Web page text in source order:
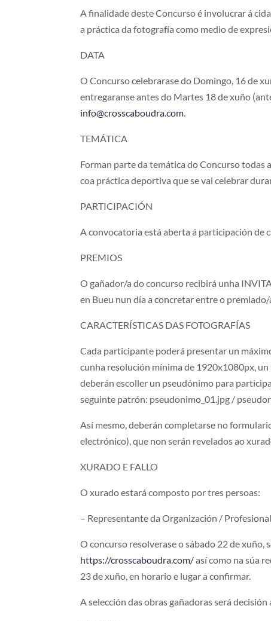
A finalidade deste Concurso é involucrar á
a práctica da fotografía como medio de
DATA
O Concurso celebrarase do Domingo, 16 de
entregaranse antes do Martes 18 de xuño
info@crosscaboudra.com.
TEMÁTICA
Forman parte da temática do Concurso todas
coa práctica deportiva que se vai celebrar
PARTICIPACIÓN
A convocatoria está aberta á participación de
PREMIOS
O gañador/a do concurso recibirá unha
en Bueu nun día a concretar entre o
CARACTERÍSTICAS DAS FOTOGRAFÍAS
Cada participante poderá presentar un
cunha resolución mínima de 1920x1080px,
deberán escoller un pseudónimo para
seguinte patrón: pseudonimo_01.jpg /
Así mesmo, deberán completarse no
electrónico), que non serán revelados ao
XURADO E FALLO
O xurado estará composto por tres persoas:
– Representante da Organización /
O concurso resolverase o sábado 22 de
https://crosscaboudra.com/así como na súa
23 de xuño, en horario e lugar a confirmar.
A selección das obras gañadoras será